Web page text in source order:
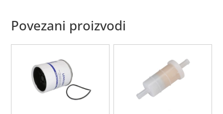
Povezani proizvodi